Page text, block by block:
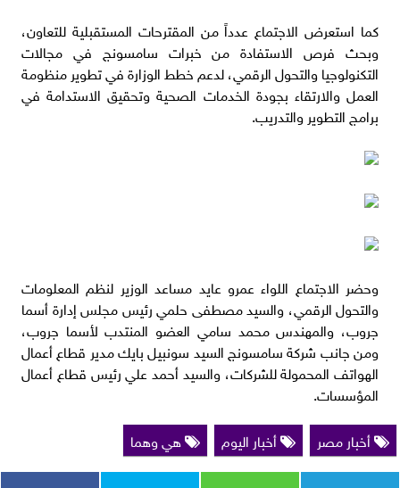
كما استعرض الاجتماع عدداً من المقترحات المستقبلية للتعاون،
وبحث فرص الاستفادة من خبرات سامسونج في مجالات
التكنولوجيا والتحول الرقمي، لدعم خطط الوزارة في تطوير منظومة
العمل والارتقاء بجودة الخدمات الصحية وتحقيق الاستدامة في
برامج التطوير والتدريب.
وحضر الاجتماع اللواء عمرو عايد مساعد الوزير لنظم المعلومات
والتحول الرقمي، والسيد مصطفى حلمي رئيس مجلس إدارة أسما
جروب، والمهندس محمد سامي العضو المنتدب لأسما جروب،
ومن جانب شركة سامسونج السيد سونبيل بايك مدير قطاع أعمال
الهواتف المحمولة للشركات، والسيد أحمد علي رئيس قطاع أعمال
المؤسسات.
أخبار مصر
أخبار اليوم هي وهما